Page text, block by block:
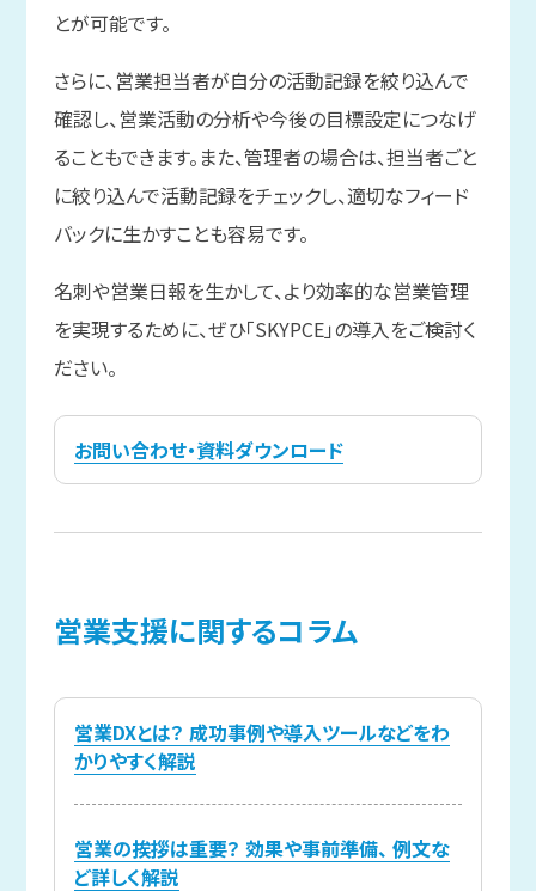
とが可能です。
さらに、営業担当者が自分の活動記録を絞り込んで
確認し、営業活動の分析や今後の目標設定につなげ
ることもできます。また、管理者の場合は、担当者ごと
に絞り込んで活動記録をチェックし、適切なフィード
バックに生かすことも容易です。
名刺や営業日報を生かして、より効率的な営業管理
を実現するために、ぜひ「SKYPCE」の導入をご検討く
ださい。
お問い合わせ・資料ダウンロード
営業支援に関するコラム
営業DXとは？ 成功事例や導入ツールなどをわ
かりやすく解説
営業の挨拶は重要？ 効果や事前準備、 例文な
ど詳しく解説